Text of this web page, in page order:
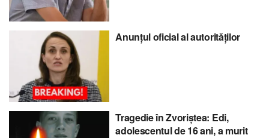
Anunțul oficial al autorităților
Tragedie în Zvoriștea: Edi,
adolescentul de 16 ani, a murit